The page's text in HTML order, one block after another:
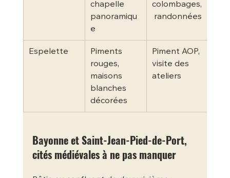
chapelle
panoramiqu
e
colombages,
randonnées
Espelette
Piments
rouges,
maisons
blanches
décorées
Piment AOP,
visite des
ateliers
Bayonne et Saint-Jean-Pied-de-Port,
cités médiévales à ne pas manquer